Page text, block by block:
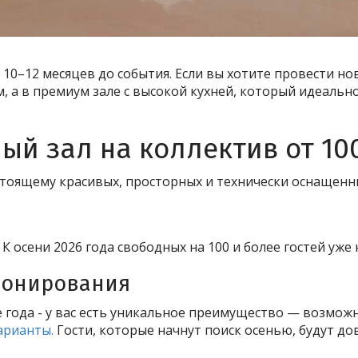
месяцев до события. Если вы хотите провести
а в премиум зале с высокой кухней, который
зал на коллектив от
красивых, просторных и технически
2026 года свободных на 100 и более гостей уже
года - у вас есть уникальное преимущество —
Гости, которые начнут поиск осенью, будут